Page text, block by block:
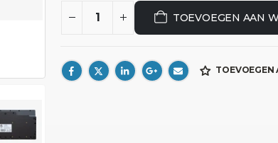
TOEVOEGEN AAN
TOEVOEGEN